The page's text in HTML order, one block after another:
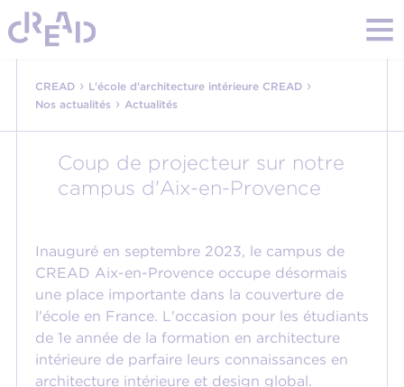
CREAD› L'école d'architecture intérieure CREAD›
Nos actualités› Actualités
Coup de projecteur sur notre
campus d'Aix-en-Provence
Inauguré en septembre 2023, le campus de
CREAD Aix-en-Provence occupe désormais
une place importante dans la couverture de
l'école en France. L'occasion pour les étudiants
de 1e année de la formation en architecture
intérieure de parfaire leurs connaissances en
architecture intérieure et design global.